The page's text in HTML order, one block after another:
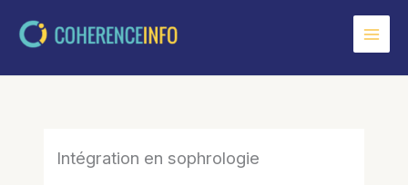
Intégration en sophrologie